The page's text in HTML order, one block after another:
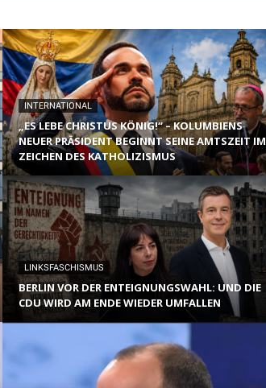
INTERNATIONAL
„ES LEBE CHRISTUS KÖNIG!“ – KOLUMBIENS
NEUER PRÄSIDENT BEGINNT SEINE AMTSZEIT IM
ZEICHEN DES KATHOLIZISMUS
LINKSFASCHISMUS
BERLIN VOR DER ENTEIGNUNGSWAHL: UND DIE
CDU WIRD AM ENDE WIEDER UMFALLEN